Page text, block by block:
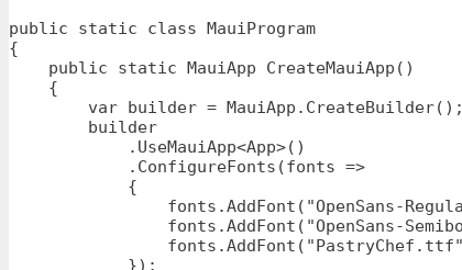
public static class MauiProgram
{
    public static MauiApp CreateMauiApp()
    {
        var builder = MauiApp.CreateBuilder();
        builder
            .UseMauiApp<App>()
            .ConfigureFonts(fonts =>
            {
fonts.AddFont("OpenSans-
fonts.AddFont("OpenSans-
            });